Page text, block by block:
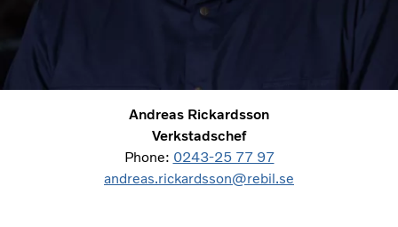
Andreas Rickardsson
Verkstadschef
Phone: 0243-25 77 97
andreas.rickardsson@rebil.se